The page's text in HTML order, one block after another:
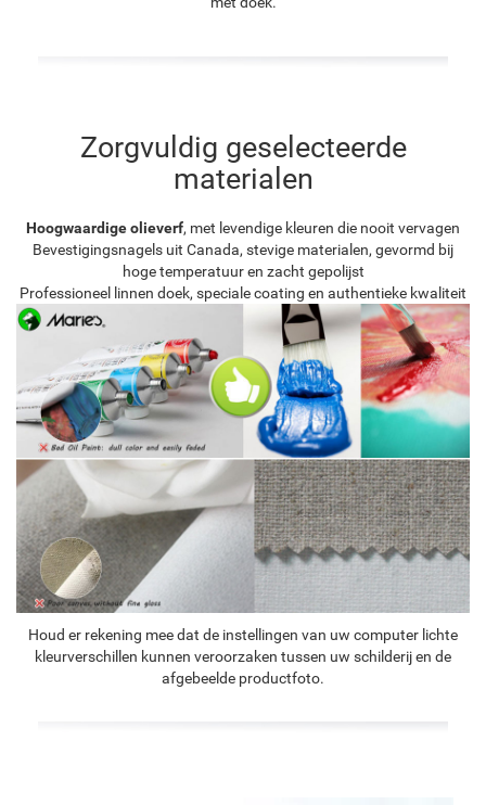
Zorgvuldig geselecteerde
materialen
Hoogwaardige olieverf, met levendige kleuren die nooit vervagen
Bevestigingsnagels uit Canada, stevige materialen, gevormd bij
hoge temperatuur en zacht gepolijst
Professioneel linnen doek, speciale coating en authentieke kwaliteit
Houd er rekening mee dat de instellingen van uw computer lichte
kleurverschillen kunnen veroorzaken tussen uw schilderij en de
afgebeelde productfoto.